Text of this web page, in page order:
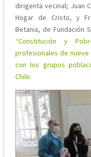
dirigenta vecinal; Juan
Hogar de Cristo, y
Betania, de Fundación
“Constitución y
profesionales de
con los grupos
Chile.